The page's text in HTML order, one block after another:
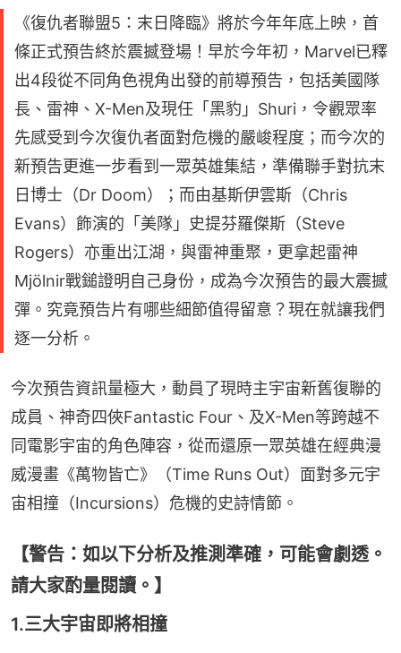
《復仇者聯盟5：末日降臨》將於今年年底上映，首
條正式預告終於震撼登場！早於今年初，Marvel已釋
出4段從不同角色視角出發的前導預告，包括美國隊
長、雷神、X-Men及現任「黑豹」Shuri，令觀眾率
先感受到今次復仇者面對危機的嚴峻程度；而今次的
新預告更進一步看到一眾英雄集結，準備聯手對抗末
日博士（Dr Doom）；而由基斯伊雲斯（Chris
Evans）飾演的「美隊」史提芬羅傑斯（Steve
Rogers）亦重出江湖，與雷神重聚，更拿起雷神
Mjölnir戰鎚證明自己身份，成為今次預告的最大震撼
彈。究竟預告片有哪些細節值得留意？現在就讓我們
逐一分析。
今次預告資訊量極大，動員了現時主宇宙新舊復聯的
成員、神奇四俠Fantastic Four、及X-Men等跨越不
同電影宇宙的角色陣容，從而還原一眾英雄在經典漫
威漫畫《萬物皆亡》（Time Runs Out）面對多元宇
宙相撞（Incursions）危機的史詩情節。
【警告：如以下分析及推測準確，可能會劇透。
請大家酌量閱讀。】
1.三大宇宙即將相撞